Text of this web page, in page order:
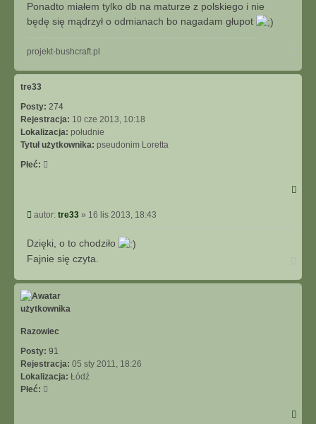
Ponadto miałem tylko db na maturze z polskiego i nie
będę się mądrzył o odmianach bo nagadam głupot
projekt-bushcraft.pl
górę
tre33
Posty: 274
Rejestracja: 10 cze 2013, 10:18
Lokalizacja: południe
Tytuł użytkownika: pseudonim Loretta
Płeć:
Post
autor: tre33 » 16 lis 2013, 18:43
Dzięki, o to chodziło
Fajnie się czyta.
górę
Razowiec
Posty: 91
Rejestracja: 05 sty 2011, 18:26
Lokalizacja: Łódź
Płeć: